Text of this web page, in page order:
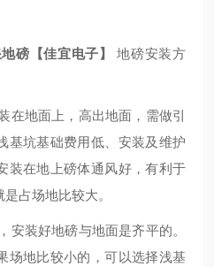
地磅【佳宜电子】地磅安装方
在地面上，高出地面，需做引
基坑基础费用低、安装及维护
装在地上磅体通风好，有利于
占场地比较大。
安装好地磅与地面是齐平的。
场地比较小的，可以选择浅基